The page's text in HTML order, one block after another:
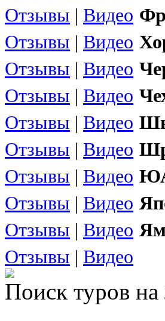
Отзывы | Видео
Отзывы | Видео
Отзывы | Видео
Отзывы | Видео
Отзывы | Видео
Отзывы | Видео
Отзывы | Видео
Отзывы | Видео
Отзывы | Видео
Отзывы | Видео
Поиск туров